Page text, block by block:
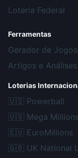
Loteria Federal
Ferramentas
Gerador de Jogos
Artigos e Análises
Loterias
🇺🇸 Powerball
🇺🇸 Mega
🇪🇺 EuroMillions
🇬🇧 UK National